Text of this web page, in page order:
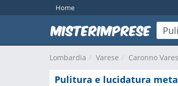
Home
Lombardia Varese Caronno
Pulitura e lucidatura